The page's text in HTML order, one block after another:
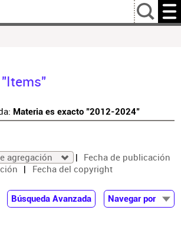
…
Materia es exacto "2012-2024"
agregación
Fecha de publicación
Fecha del copyright
Búsqueda Avanzada
Navegar por